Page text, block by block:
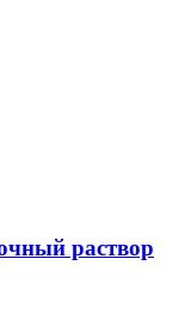
раствор